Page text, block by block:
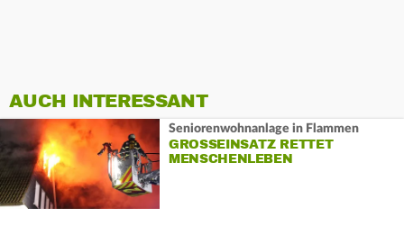
AUCH INTERESSANT
Seniorenwohnanlage in Flammen
GROSSEINSATZ RETTET M
ENSCHENLEBEN